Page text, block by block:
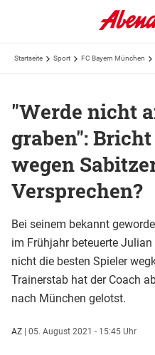
Startseite Sport FC Bayern München
"Werde nicht
graben":
wegen
Versprechen?
Bei seinem bekannt
im Frühjahr beteuerte
nicht die besten Spieler
Trainerstab hat der Coach
nach München gelotst.
AZ | 05. August 2021 - 15:45 Uhr